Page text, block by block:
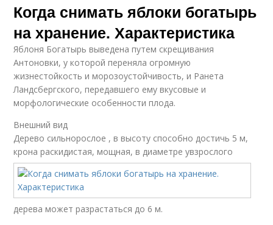
Когда снимать яблоки богатырь
на хранение. Характеристика
Яблоня Богатырь выведена путем скрещивания
Антоновки, у которой переняла огромную
жизнестойкость и морозоустойчивость, и Ранета
Ландсбергского, передавшего ему вкусовые и
морфологические особенности плода.
Внешний вид
Дерево сильнорослое , в высоту способно достичь 5 м,
крона раскидистая, мощная, в диаметре увзрослого
дерева может разрастаться до 6 м.